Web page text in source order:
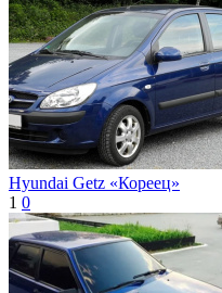
Hyundai Getz «Кореец»
1 0